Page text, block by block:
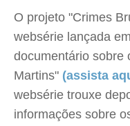
O projeto "Crimes
websérie lançada
documentário sobre
Martins" (assista
websérie trouxe
informações sobre